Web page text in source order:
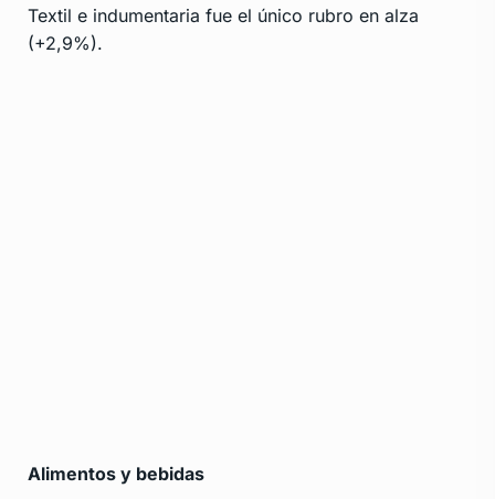
Textil e indumentaria fue el único rubro en alza
(+2,9%).
Alimentos y bebidas